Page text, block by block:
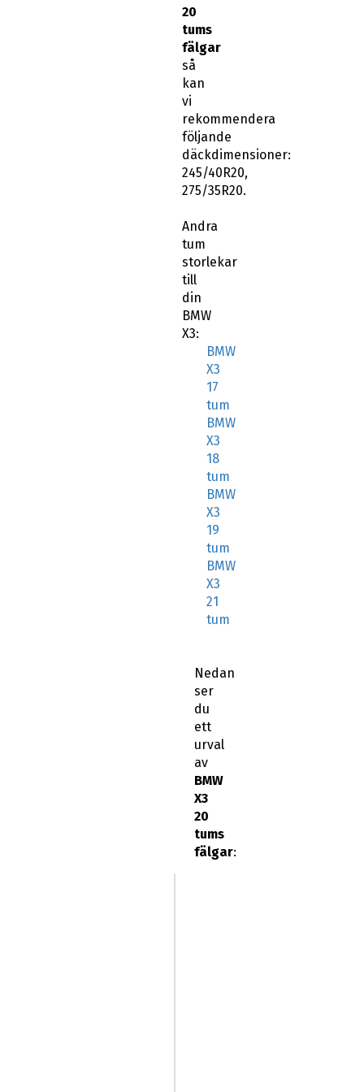
20
tums
fälgar
så
kan
vi
rekommendera
följande
däckdimensioner:
245/40R20,
275/35R20.
Andra
tum
storlekar
till
din
BMW
X3:
BMW
X3
17
tum
BMW
X3
18
tum
BMW
X3
19
tum
BMW
X3
21
tum
Nedan
ser
du
ett
urval
av
BMW
X3
20
tums
fälgar: